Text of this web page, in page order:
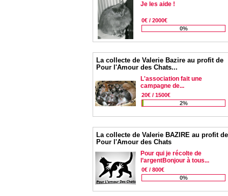
Je les aide !
0€ / 2000€
0%
La collecte de Valerie Bazire au profit de
Pour l'Amour des Chats...
L'association fait une
campagne de...
20€ / 1500€
2%
La collecte de Valerie BAZIRE au profit de
Pour l'Amour des Chats
Pour qui je récolte de
l’argentBonjour à tous...
0€ / 800€
0%